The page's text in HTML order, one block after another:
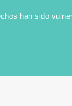
han sido